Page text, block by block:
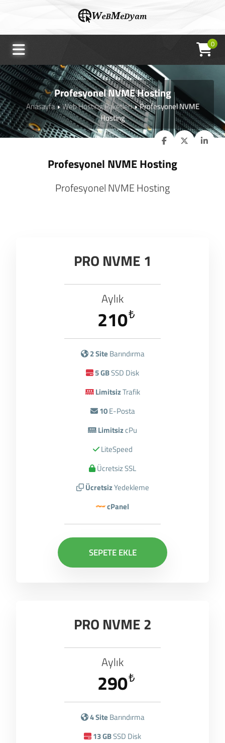
0
Profesyonel NVME Hosting
Anasayfa Web Hosting Paketleri
Profesyonel NVME
Hosting
Profesyonel NVME Hosting
Profesyonel NVME Hosting
PRO NVME 1
Aylık
₺
210
2 Site Barındırma
5 GBSSD Disk
LimitsizTrafik
10E-Posta
LimitsizcPu
LiteSpeed
Ücretsiz SSL
ÜcretsizYedekleme
cPanel
SEPETE EKLE
PRO NVME 2
Aylık
₺
290
4 Site Barındırma
13 GBSSD Disk